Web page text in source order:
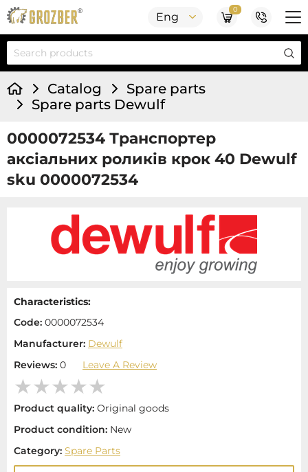
Eng
0
Catalog
Spare parts
Spare parts Dewulf
0000072534 Транспортер
аксіальних роликів крок 40 Dewulf
sku 0000072534
Characteristics:
Code: 0000072534
Manufacturer: Dewulf
Reviews: 0 Leave A Review
Product quality: Original goods
Product condition: New
Category: Spare Parts